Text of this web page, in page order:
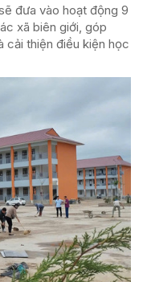
đưa vào hoạt động 9
xã biên giới, góp
cải thiện điều kiện học